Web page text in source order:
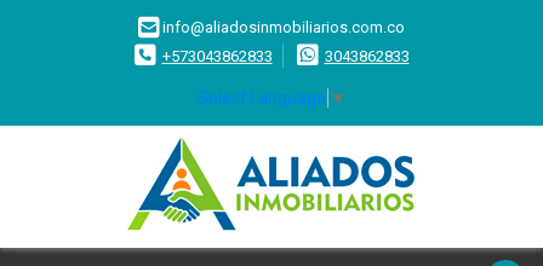
info@aliadosinmobiliarios.com.co
+573043862833
3043862833
Select Language ▼